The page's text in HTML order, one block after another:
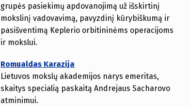
grupės pasiekimų apdovanojimą už išskirtinį
mokslinį vadovavimą, pavyzdinį kūrybiškumą ir
pasišventimą Keplerio orbitininėms operacijoms
ir mokslui.
Romualdas Karazija
Lietuvos mokslų akademijos narys emeritas,
skaitys specialią paskaitą Andrejaus Sacharovo
atminimui.